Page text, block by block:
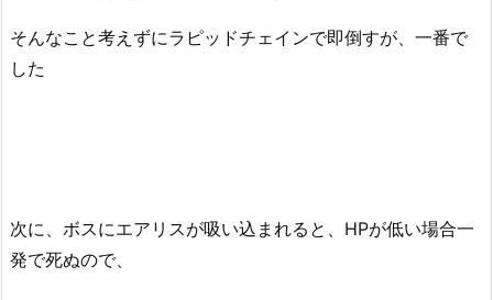
そんなこと考えずにラピッドチェインで即倒すが、一番で
した
次に、ボスにエアリスが吸い込まれると、HPが低い場合一
発で死ぬので、